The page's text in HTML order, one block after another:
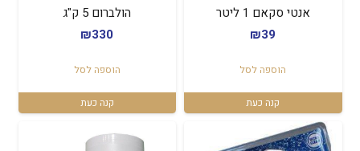
אנטי סקאם 1 ליטר
₪39
הוספה לסל
קנה כעת
הולברום 5 ק"ג
₪330
הוספה לסל
קנה כעת